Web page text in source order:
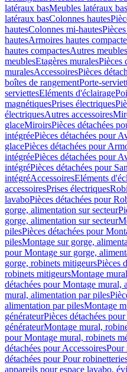
latéraux basMeubles latéraux bas
latéraux basColonnes hautes
hautesColonnes mi-hautes
hautesArmoires hautes
hautes compactesAutres meubles
meublesEtagères muralesPièces
muralesAccessoiresPièces
boîtes de rangementPorte-
serviettesEléments d'éclairage
magnétiquesPrises électriques
électriquesAutres accessoires
glaceMiroirsPièces détachées
intégréePièces détachées pour
glacePièces détachées pour
intégréePièces détachées pour
intégréPièces détachées pour
intégréAccessoiresEléments
accessoiresPrises électriques
lavaboPièces détachées pour
gorge, alimentation sur secteur
gorge, alimentation sur secteur
pilesPièces détachées pour
pilesMontage sur gorge,
pour Montage sur gorge,
gorge, robinets mitigeursPièces
robinets mitigeursMontage
détachées pour Montage mural,
mural, alimentation par piles
alimentation par pilesMontage
générateurPièces détachées
générateurMontage mural,
pour Montage mural, robinets
détachées pour AccessoiresPour
détachées pour Pour
appareils pour espace lavabo,